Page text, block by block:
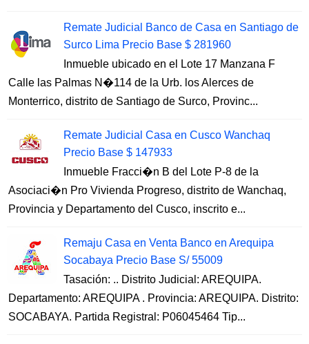
Remate Judicial Banco de Casa en Santiago de
Surco Lima Precio Base $ 281960
Inmueble ubicado en el Lote 17 Manzana F
Calle las Palmas N�114 de la Urb. los Alerces de
Monterrico, distrito de Santiago de Surco, Provinc...
Remate Judicial Casa en Cusco Wanchaq
Precio Base $ 147933
Inmueble Fracci�n B del Lote P-8 de la
Asociaci�n Pro Vivienda Progreso, distrito de Wanchaq,
Provincia y Departamento del Cusco, inscrito e...
Remaju Casa en Venta Banco en Arequipa
Socabaya Precio Base S/ 55009
Tasación: .. Distrito Judicial: AREQUIPA.
Departamento: AREQUIPA . Provincia: AREQUIPA. Distrito:
SOCABAYA. Partida Registral: P06045464 Tip...